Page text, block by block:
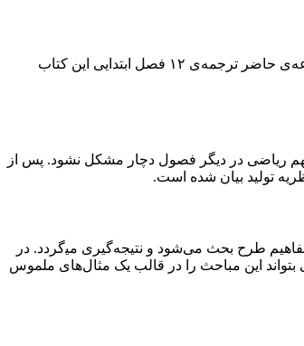
برخی از فصول، و نیز مباحث تکمیلی آن برای مقطع کارشناسی ارشد قابل استفاده است. مجموعه‌ی حاضر ترجمه‌ی ۱۲ فصل ابتدایی این کتاب
فهم ریاضی در دیگر فصول دچار مشکل نشود. پس از
تولید بیان شده است.
طرح بحث می‌شود و نتیجه‌گیری می‍‌گردد. در
این مباحث را در قالب یک مثال‌های ملموس